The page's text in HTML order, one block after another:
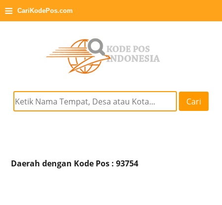
≡ CariKodePos.com
Cari
Daerah dengan Kode Pos : 93754